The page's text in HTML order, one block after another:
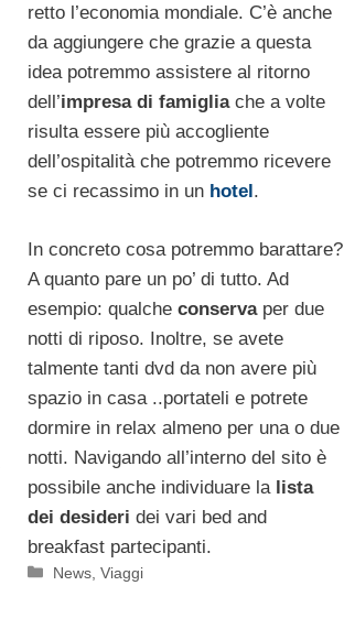
retto l’economia mondiale. C’è anche
da aggiungere che grazie a questa
idea potremmo assistere al ritorno
dell’impresa di famigliache a volte
risulta essere più accogliente
dell’ospitalità che potremmo ricevere
se ci recassimo in un hotel.
In concreto cosa potremmo barattare?
A quanto pare un po’ di tutto. Ad
esempio: qualche conservaper due
notti di riposo. Inoltre, se avete
talmente tanti dvd da non avere più
spazio in casa ..portateli e potrete
dormire in relax almeno per una o due
notti. Navigando all’interno del sito è
possibile anche individuare la lista
dei desideri dei vari bed and
breakfast partecipanti.
Categorie
News ,Viaggi